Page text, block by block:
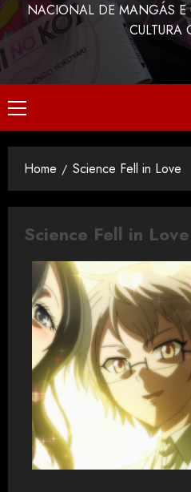
NACIONAL DE MANGÁS E
CULTURA
Home Science Fell in Love
Science Fell in Love